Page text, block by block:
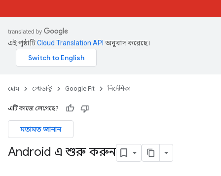
এই পৃষ্ঠাটিCloud Translation API অনুবাদ করেছে।
হোম প্রোডাক্ট Google Fit নির্দেশিকা
এটি কাজে লেগেছে?
মতামত জানান
Android এ শুরু করুন